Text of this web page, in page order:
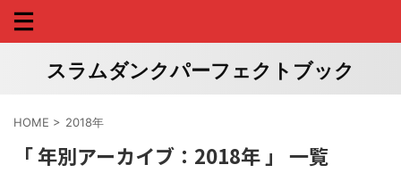
スラムダンクパーフェクトブック
HOME > 2018年
「 年別アーカイブ：2018年 」 一覧